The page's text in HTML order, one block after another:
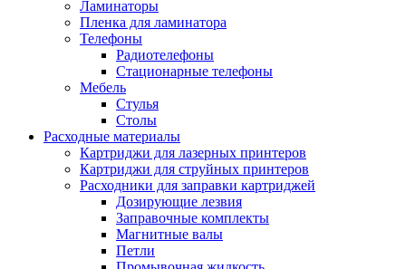
Ламинаторы
Пленка для ламинатора
Телефоны
Радиотелефоны
Стационарные телефоны
Мебель
Стулья
Столы
Расходные материалы
Картриджи для лазерных принтеров
Картриджи для струйных принтеров
Расходники для заправки картриджей
Дозирующие лезвия
Заправочные комплекты
Магнитные валы
Петли